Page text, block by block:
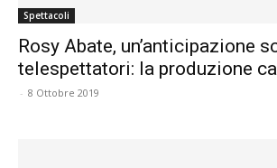
Spettacoli
Rosy Abate, un’anticipazione
telespettatori: la produzione
- 8 Ottobre 2019